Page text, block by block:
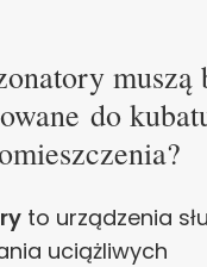
muszą
do
to urządzenia
uciążliwych